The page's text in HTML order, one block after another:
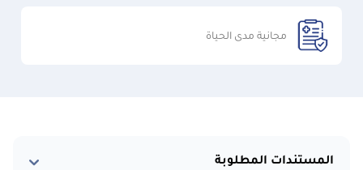
مجانية مدى الحياة
المستندات المطلوبة